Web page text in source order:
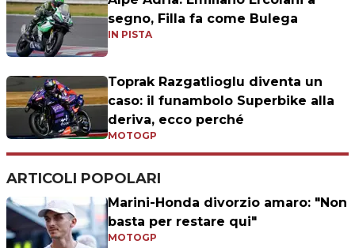
segno, Filla fa come Bulega
IN PISTA
Toprak Razgatlioglu diventa un
caso: il funambolo Superbike alla
deriva, ecco perché
MOTOGP
ARTICOLI POPOLARI
Marini-Honda divorzio amaro: "Non
basta per restare qui"
MOTOGP